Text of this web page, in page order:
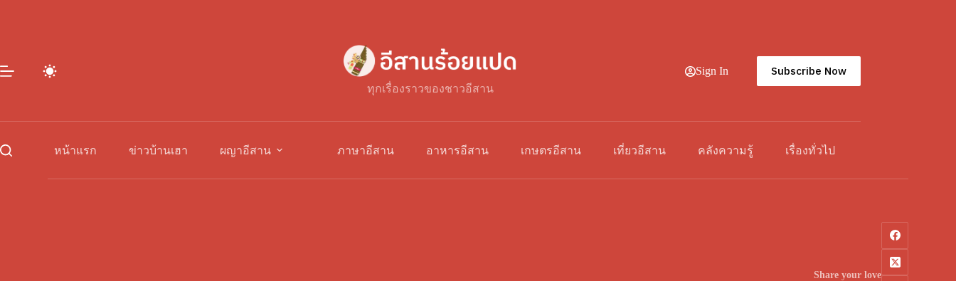
ทุกเรื่องราวของชาวอีสาน
Sign In Subscribe Now
หน้าแรก ข่าวบ้านเฮา ผญาอีสาน ภาษาอีสาน อาหารอีสาน เกษตรอีสาน เที่ยวอีสาน คลังความรู้ เรื่องทั่วไป
Share your love